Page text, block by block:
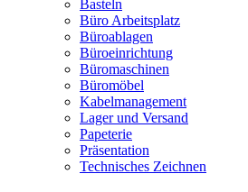
Basteln
Büro Arbeitsplatz
Büroablagen
Büroeinrichtung
Büromaschinen
Büromöbel
Kabelmanagement
Lager und Versand
Papeterie
Präsentation
Technisches Zeichnen